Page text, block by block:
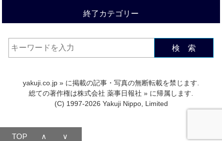
終了カテゴリー
検 索
yakuji.co.jp » に掲載の記事・写真の無断転載を禁じます.
総ての著作権は株式会社 薬事日報社 » に帰属します.
(C) 1997-2026 Yakuji Nippo, Limited
TOP ∧ ∨